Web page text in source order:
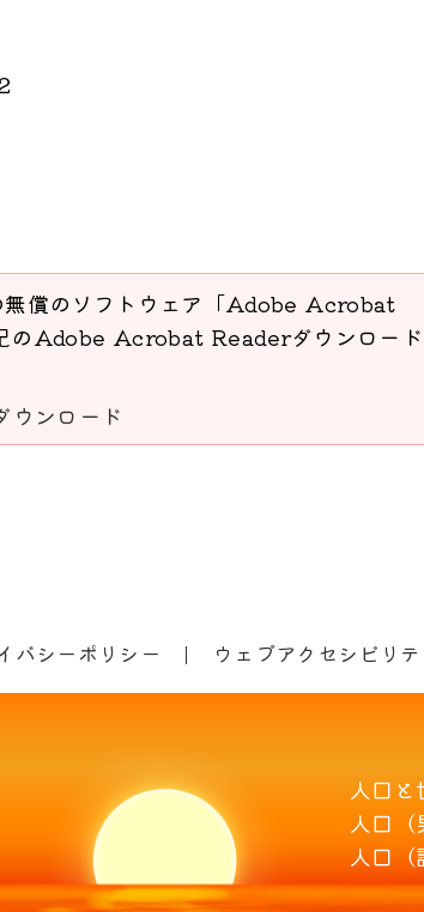
償のソフトウェア「Adobe Acrobat
のAdobe Acrobat Readerダウンロー
ンロード
バシーポリシー ウェブアクセシビリ
人口と
人口（
人口（